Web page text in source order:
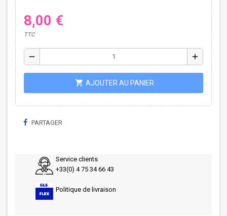
8,00 €
TTC
remove add
shopping_cart AJOUTER AU PANIER
PARTAGER
Service clients
+33(0) 4 75 34 66 43
Politique de livraison